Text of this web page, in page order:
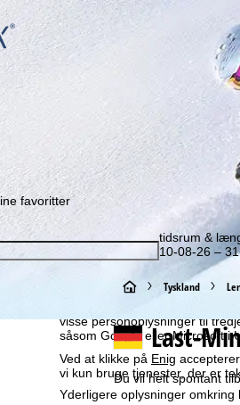
Henvisning til cookies
For et optimalt websted bruger
vores partnere. Der oprettes
brugsprofiler bruges til
visse personoplysninger til
såsom Google eller Microsoft i
Ved at klikke på Enig
vi kun bruge tjenester, der er
Yderligere oplysninger
nyhedsbrev, og gå aldrig mere glip af et
favoritter
tidsrum &
10-08-26 –
S
t
a
r
Tyskland
Last-
Du vil helt spontant